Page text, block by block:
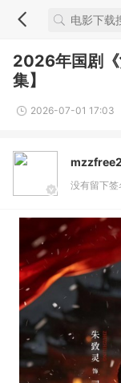
2026年国剧《
集】
2026-07-01 17:03
没有留下